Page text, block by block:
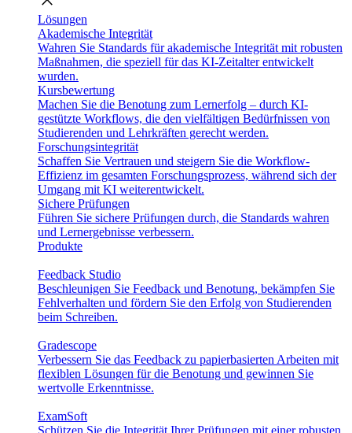
Lösungen
Akademische Integrität
Wahren Sie Standards für akademische Integrität mit robusten
Maßnahmen, die speziell für das KI-Zeitalter entwickelt
wurden.
Kursbewertung
Machen Sie die Benotung zum Lernerfolg – durch KI-
gestützte Workflows, die den vielfältigen Bedürfnissen von
Studierenden und Lehrkräften gerecht werden.
Forschungsintegrität
Schaffen Sie Vertrauen und steigern Sie die Workflow-
Effizienz im gesamten Forschungsprozess, während sich der
Umgang mit KI weiterentwickelt.
Sichere Prüfungen
Führen Sie sichere Prüfungen durch, die Standards wahren
und Lernergebnisse verbessern.
Produkte
Feedback Studio
Beschleunigen Sie Feedback und Benotung, bekämpfen Sie
Fehlverhalten und fördern Sie den Erfolg von Studierenden
beim Schreiben.
Gradescope
Verbessern Sie das Feedback zu papierbasierten Arbeiten mit
flexiblen Lösungen für die Benotung und gewinnen Sie
wertvolle Erkenntnisse.
ExamSoft
Schützen Sie die Integrität Ihrer Prüfungen mit einer robusten,